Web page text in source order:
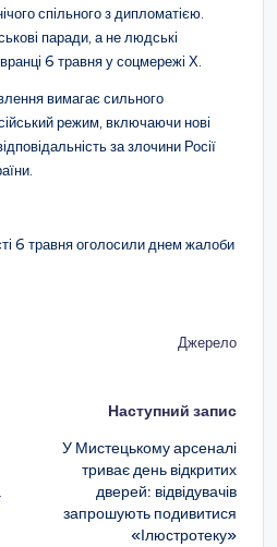
спільного з дипломатією.
паради, а не людські
6 травня у соцмережі Х.
вимагає сильного
режим, включаючи нові
за злочини Росії
6 травня оголосили днем жалоби
Джерело
Наступний запис
У Мистецькому арсеналі
триває день відкритих
дверей: відвідувачів
запрошують подивитися
«Ілюстротеку»